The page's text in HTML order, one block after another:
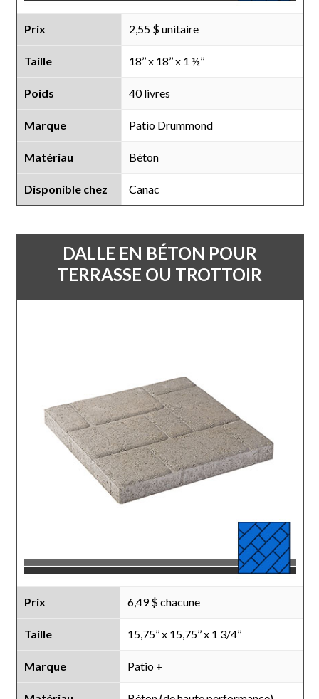
Prix 2,55 $ unitaire
Taille 18’’ x 18’’ x 1 ½’’
Poids 40 livres
Marque Patio Drummond
Matériau Béton
Disponible chez Canac
DALLE EN BÉTON POUR
TERRASSE OU TROTTOIR
Prix 6,49 $ chacune
Taille 15,75’’ x 15,75’’ x 1 3/4’’
Marque Patio +